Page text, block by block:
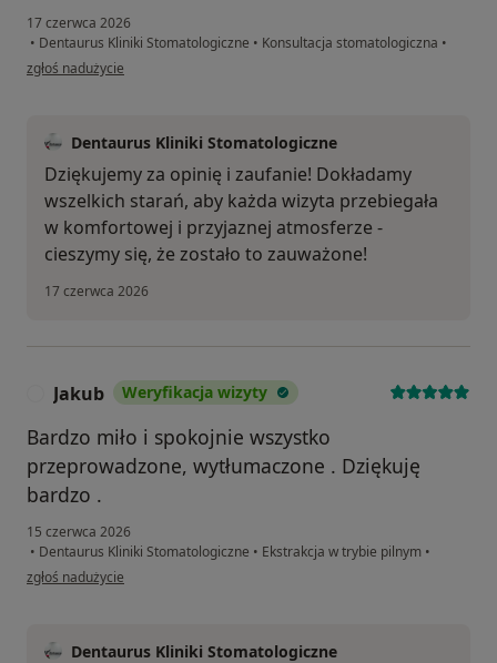
17 czerwca 2026
• Dentaurus Kliniki Stomatologiczne • Konsultacja stomatologiczna •
w opinii użytkownika Uladzislau
zgłoś nadużycie
Dentaurus Kliniki Stomatologiczne
Dziękujemy za opinię i zaufanie! Dokładamy
wszelkich starań, aby każda wizyta przebiegała
w komfortowej i przyjaznej atmosferze -
cieszymy się, że zostało to zauważone!
17 czerwca 2026
Jakub Weryfikacja wizyty
Bardzo miło i spokojnie wszystko
przeprowadzone, wytłumaczone . Dziękuję
bardzo .
15 czerwca 2026
• Dentaurus Kliniki Stomatologiczne • Ekstrakcja w trybie pilnym •
w opinii użytkownika Jakub
zgłoś nadużycie
Dentaurus Kliniki Stomatologiczne